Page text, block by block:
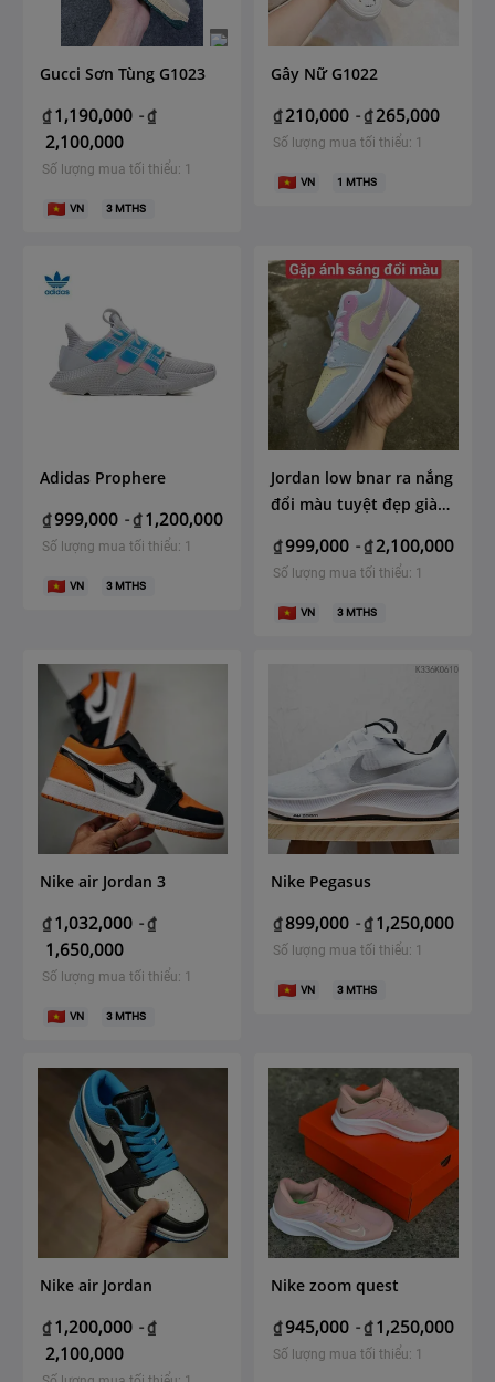
Gucci Sơn Tùng G1023
₫ 1,190,000 -₫
2,100,000
Số lượng mua tối thiểu: 1
VN 3 MTHS
Gây Nữ G1022
₫210,000 -₫265,000
Số lượng mua tối thiểu: 1
VN 1 MTHS
Adidas Prophere
₫ 999,000 -₫ 1,200,000
Số lượng mua tối thiểu: 1
VN 3 MTHS
Jordan low bnar ra nắng
đổi màu tuyệt đẹp giày
₫ 999,000 -₫2,100,000
Số lượng mua tối thiểu: 1
VN 3 MTHS
Nike air Jordan 3
₫ 1,032,000 -₫
1,650,000
Số lượng mua tối thiểu: 1
VN 3 MTHS
Nike Pegasus
₫ 899,000 -₫ 1,250,000
Số lượng mua tối thiểu: 1
VN 3 MTHS
Nike air Jordan
₫ 1,200,000 -₫
2,100,000
Nike zoom quest
₫ 945,000 -₫ 1,250,000
Số lượng mua tối thiểu: 1